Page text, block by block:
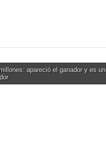
apareció el ganador y es un